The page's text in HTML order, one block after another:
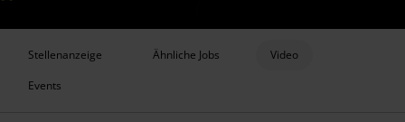
Stellenanzeige Ähnliche Jobs
Video
Events